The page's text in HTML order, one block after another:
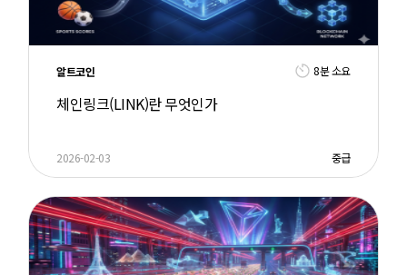
알트코인 8분 소요
체인링크(LINK)란 무엇인가
2026-02-03 중급